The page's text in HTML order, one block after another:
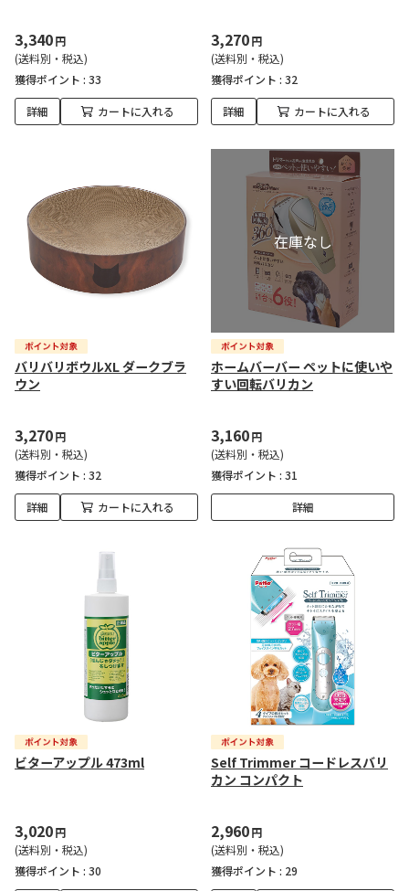
3,340円
(送料別・税込)
獲得ポイント : 33
詳細 カートに入れる
3,270円
(送料別・税込)
獲得ポイント : 32
詳細 カートに入れる
バリバリボウルXL ダークブラ
ウン
3,270円
(送料別・税込)
獲得ポイント : 32
詳細 カートに入れる
ホームバーバー ペットに使いや
すい回転バリカン
3,160円
(送料別・税込)
獲得ポイント : 31
詳細
ビターアップル 473ml
3,020円
(送料別・税込)
獲得ポイント : 30
Self Trimmer コードレスバリ
カン コンパクト
2,960円
(送料別・税込)
獲得ポイント : 29